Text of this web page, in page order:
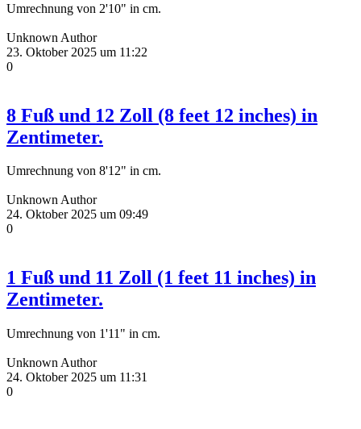
Umrechnung von 2'10" in cm.
Unknown Author
23. Oktober 2025 um 11:22
0
8 Fuß und 12 Zoll (8 feet 12 inches) in
Zentimeter.
Umrechnung von 8'12" in cm.
Unknown Author
24. Oktober 2025 um 09:49
0
1 Fuß und 11 Zoll (1 feet 11 inches) in
Zentimeter.
Umrechnung von 1'11" in cm.
Unknown Author
24. Oktober 2025 um 11:31
0